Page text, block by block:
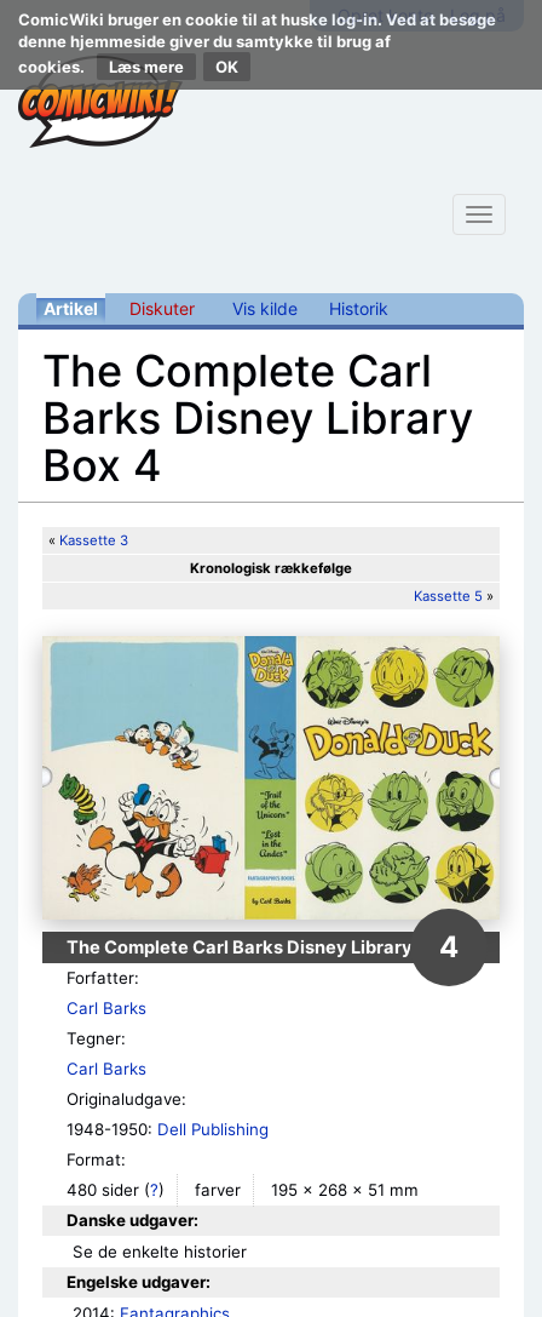
ComicWiki bruger en cookie til at huske log-in. Ved at besøge
denne hjemmeside giver du samtykke til brug af
cookies.
Læs mere
Opret konto Log på
Toggle
Artikel Diskuter Vis kilde Historik
The Complete Carl
Barks Disney Library
Box 4
« Kassette 3
Kronologisk rækkefølge
Kassette 5 »
The Complete Carl Barks Disney Library Box4
Forfatter:
Carl Barks
Tegner:
Carl Barks
Originaludgave:
1948-1950: Dell Publishing
Format:
480 sider (?) farver
195 × 268 × 51 mm
Danske udgaver:
Se de enkelte historier
Engelske udgaver:
2014: Fantagraphics